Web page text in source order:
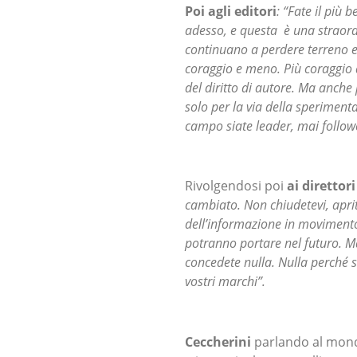
Poi agli editori: “Fate il più
adesso, e questa è una
continuano a perdere terreno
coraggio e meno. Più
del diritto di autore. Ma anche
solo per la via della
campo siate leader, mai
Rivolgendosi poi ai direttori
cambiato. Non chiudetevi,
dell’informazione in
potranno portare nel futuro.
concedete nulla. Nulla perché
vostri marchi”.
Ceccherini parlando al